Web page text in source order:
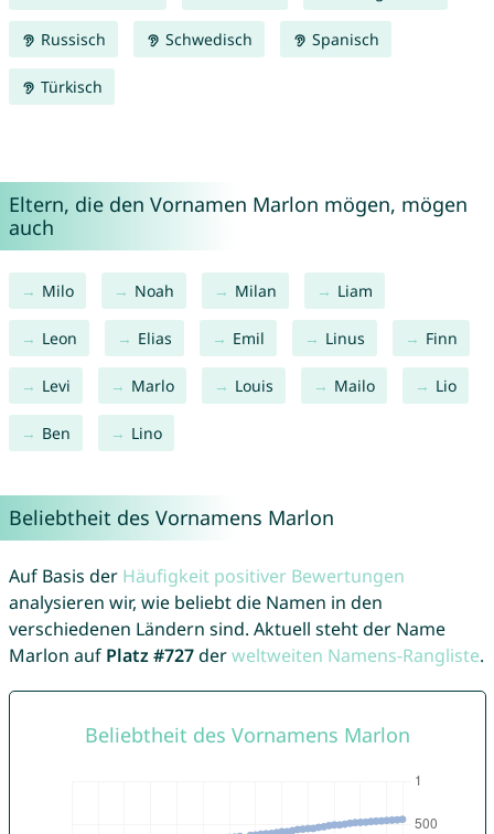
Russisch Schwedisch Spanisch
Türkisch
Eltern, die den Vornamen Marlon mögen, mögen
auch
Milo Noah Milan Liam
Leon Elias Emil Linus Finn
Levi Marlo Louis Mailo Lio
Ben Lino
Beliebtheit des Vornamens Marlon
Auf Basis der Häufigkeit positiver Bewertungen
analysieren wir, wie beliebt die Namen in den
verschiedenen Ländern sind. Aktuell steht der Name
Marlon auf Platz #727derweltweiten Namens-Rangliste.